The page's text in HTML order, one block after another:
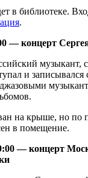
в библиотеке.
.
— концерт
музыкант,
и записывался
на крыше, но по
в помещение.
— концерт